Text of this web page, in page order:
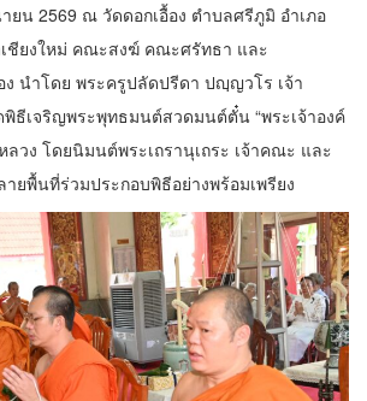
ยน 2569 ณ วัดดอกเอื้อง ตำบลศรีภูมิ อำเภอ
เชียงใหม่ คณะสงฆ์ คณะศรัทธา และ
ง นำโดย พระครูปลัดปรีดา ปญฺญวโร เจ้า
พิธีเจริญพระพุทธมนต์สวดมนต์ตั๋น “พระเจ้าองค์
ลวง โดยนิมนต์พระเถรานุเถระ เจ้าคณะ และ
ยพื้นที่ร่วมประกอบพิธีอย่างพร้อมเพรียง